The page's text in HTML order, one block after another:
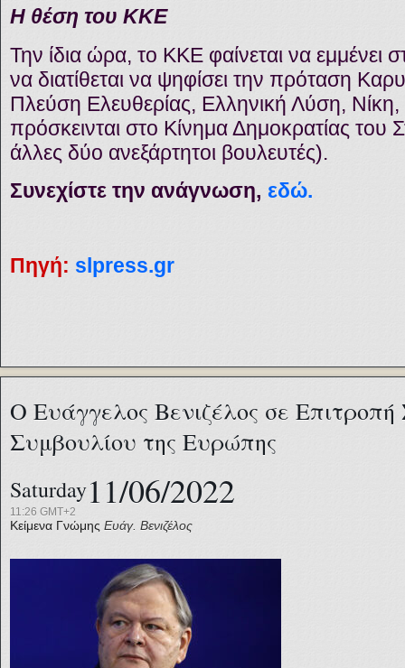
Η θέση του ΚΚΕ
Την ίδια ώρα, το ΚΚΕ φαίνεται να εμμένει
να διατίθεται να ψηφίσει την πρόταση
Πλεύση Ελευθερίας, Ελληνική Λύση, Νίκη,
πρόσκεινται στο Κίνημα Δημοκρατίας του
άλλες δύο ανεξάρτητοι βουλευτές).
Συνεχίστε την ανάγνωση, εδώ.
Πηγή: slpress.gr
Ο Ευάγγελος Βενιζέλος σε
Συμβουλίου της Ευρώπης
Saturday11/06/2022
11:26 GMT+2
Κείμενα Γνώμης Ευάγ. Βενιζέλος